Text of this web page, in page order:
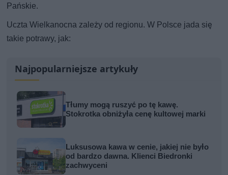
Pańskie.
Uczta Wielkanocna zależy od regionu. W Polsce jada się
takie potrawy, jak:
Najpopularniejsze artykuły
Tłumy mogą ruszyć po tę kawę.
Stokrotka obniżyła cenę kultowej marki
Luksusowa kawa w cenie, jakiej nie było
od bardzo dawna. Klienci Biedronki
zachwyceni